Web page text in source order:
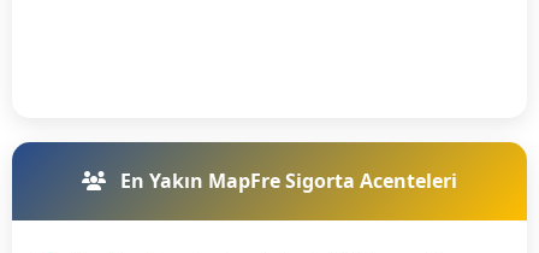
En Yakın MapFre Sigorta Acenteleri